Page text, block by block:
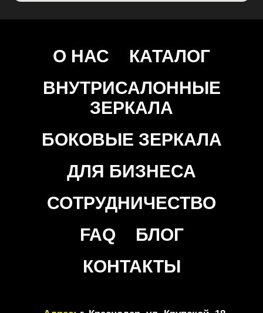
О НАС
КАТАЛОГ
ВНУТРИСАЛОННЫЕ
ЗЕРКАЛА
БОКОВЫЕ ЗЕРКАЛА
ДЛЯ БИЗНЕСА
СОТРУДНИЧЕСТВО
FAQ
БЛОГ
КОНТАКТЫ